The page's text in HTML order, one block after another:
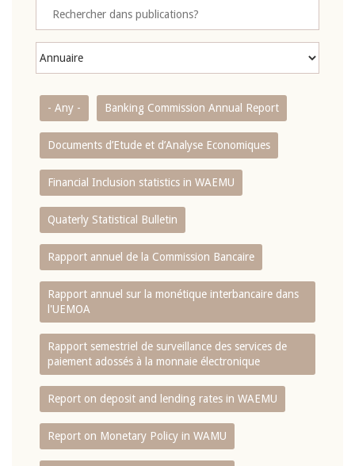
- Any - Banking Commission Annual Report
Documents d’Etude et d’Analyse Economiques
Financial Inclusion statistics in WAEMU
Quaterly Statistical Bulletin
Rapport annuel de la Commission Bancaire
Rapport annuel sur la monétique interbancaire dans
l'UEMOA
Rapport semestriel de surveillance des services de
paiement adossés à la monnaie électronique
Report on deposit and lending rates in WAEMU
Report on Monetary Policy in WAMU